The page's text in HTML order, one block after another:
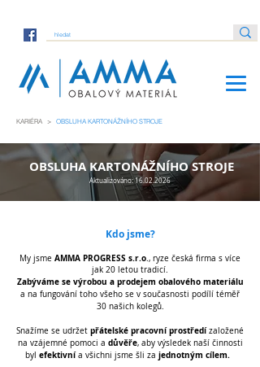
KARIÉRA > OBSLUHA KARTONÁŽNÍHO STROJE
OBSLUHA KARTONÁŽNÍHO STROJE
Aktualizováno:16.02.2026
Kdo jsme?
My jsme AMMA PROGRESS s.r.o., ryze česká firma s více
jak 20 letou tradicí.
Zabýváme se výrobou a prodejem obalového materiálu
a na fungování toho všeho se v současnosti podílí téměř
30 našich kolegů.
Snažíme se udržet přátelské pracovní prostředízaložené
na vzájemné pomoci a důvěře, aby výsledek naší činnosti
byl efektivnía všichni jsme šli za jednotným cílem.